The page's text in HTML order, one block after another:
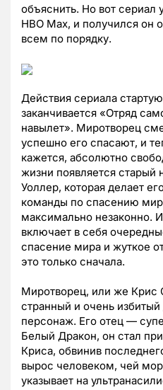
объяснить. Но вот
HBO Max, и получился
всем по порядку.
Действия сериала
заканчивается «Отряд
навылет». Миротворец
успешно его спасают, и
кажется, абсолютно
жизни появляется
Уоллер, которая делает
команды по спасению
максимально незаконно.
включает в себя
спасение мира и жуткое
это только сначала.
Миротворец, или же Крис
странный и очень
персонаж. Его отец —
Белый Дракон, он стал
Криса, обвинив
вырос человеком, чей
указывает на